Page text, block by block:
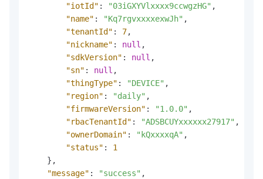
"iotId" : "03iGXYVlxxxx9ccwgzHG" ,
"name" : "Kq7rgvxxxxexwJh" ,
"tenantId" : 7,
"nickname" : null ,
"sdkVersion" : null ,
"sn" : null ,
"thingType" : "DEVICE" ,
"region" : "daily" ,
"firmwareVersion" : "1.0.0" ,
"rbacTenantId" : "ADSBCUYxxxxxx27917" ,
"ownerDomain" : "kQxxxxqA" ,
"status" :
1
} ,
"message" : "success" ,